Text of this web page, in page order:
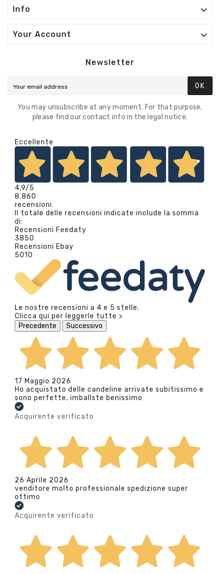
Info 
Your Account 
Newsletter
OK
You may unsubscribe at any moment. For that purpose,
please find our contact info in the legal notice.
Eccellente
4,9/5
8.860
recensioni
Il totale delle recensioni indicate include la somma
di:
Recensioni Feedaty
3850
Recensioni Ebay
5010
Le nostre recensioni a 4 e 5 stelle.
Clicca qui per leggerle tutte >
Precedente
Successivo
17 Maggio 2026
Ho acquistato delle candeline arrivate subitissimo e
sono perfette, imballste benissimo
Acquirente verificato
26 Aprile 2026
venditore molto professionale spedizione super
ottimo
Acquirente verificato